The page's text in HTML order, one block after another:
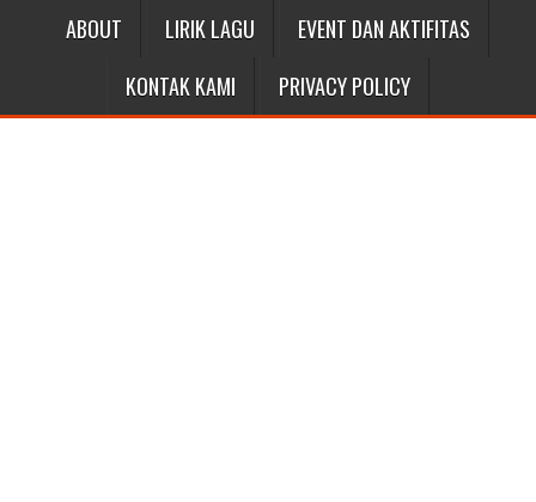
ABOUT LIRIK LAGU
EVENT DAN AKTIFITAS
KONTAK KAMI
PRIVACY POLICY